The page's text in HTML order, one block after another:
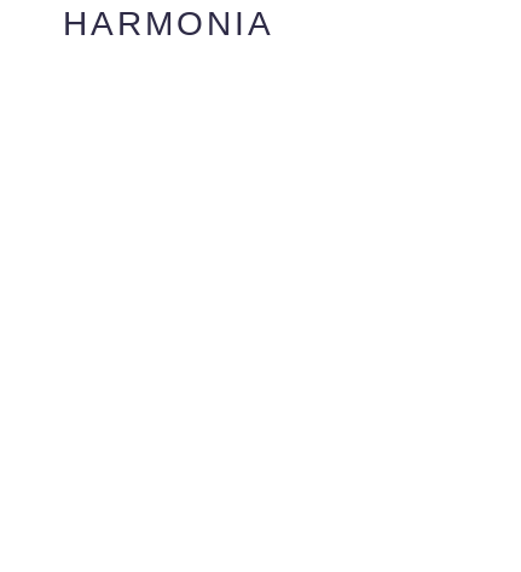
HARMONIA